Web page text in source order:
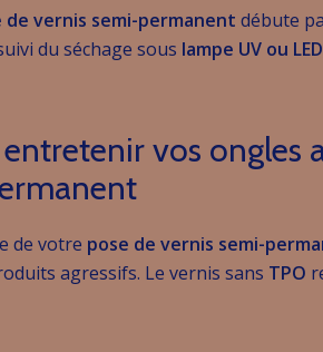
de vernis semi-permanent débute
du séchage sous lampe UV ou LED
vos ongles
de votre pose de vernis semi-
agressifs. Le vernis sans TPO